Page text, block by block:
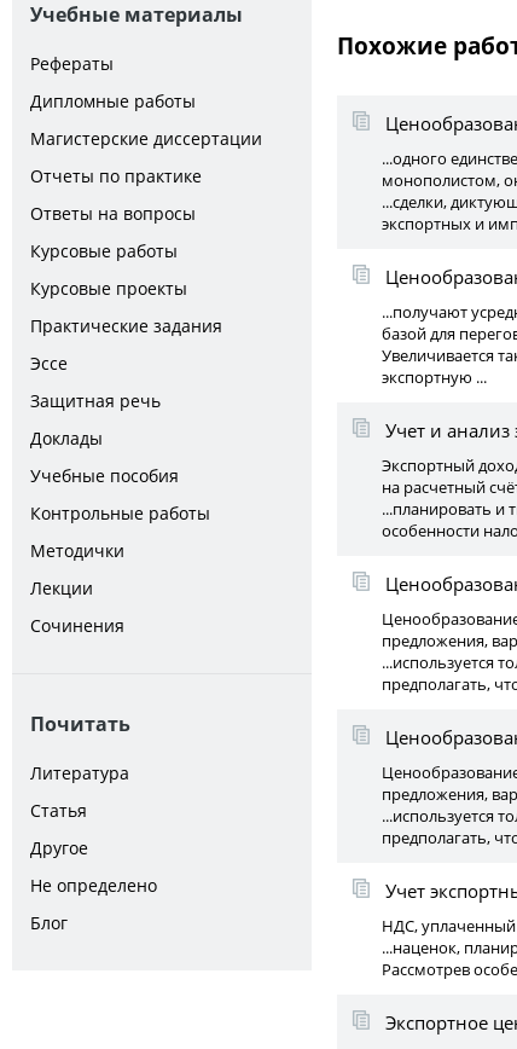
Учебные материалы
Рефераты
Дипломные работы
Магистерские диссертации
Отчеты по практике
Ответы на вопросы
Курсовые работы
Курсовые проекты
Практические задания
Эссе
Защитная речь
Доклады
Учебные пособия
Контрольные работы
Методички
Лекции
Сочинения
Почитать
Литература
Статья
Другое
Не определено
Блог
Похожие
...одного
монополистом,
...сделки,
экспортных и
...получают
базой для
Увеличивается
экспортную ...
Учет и
Экспортный
на расчетный
...планировать и
особенности
предложения,
...используется
предполагать,
предложения,
...используется
предполагать,
Учет
НДС, уплаченный
...наценок,
Рассмотрев
Экспортное